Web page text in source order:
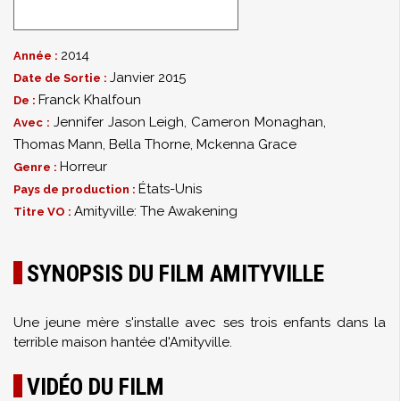
Année : 2014
Date de Sortie : Janvier 2015
De : Franck Khalfoun
Avec : Jennifer Jason Leigh, Cameron Monaghan,
Thomas Mann, Bella Thorne, Mckenna Grace
Genre : Horreur
Pays de production : États-Unis
Titre VO : Amityville: The Awakening
SYNOPSIS DU FILM AMITYVILLE
Une jeune mère s'installe avec ses trois enfants dans la
terrible maison hantée d'Amityville.
VIDÉO DU FILM